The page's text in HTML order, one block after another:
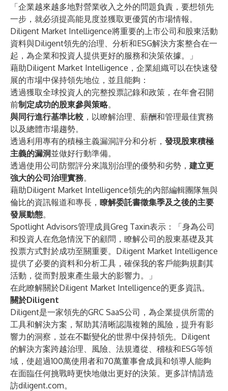
「企業越來越多地對營業收入之外的問題負責，要想領先
一步，就必須提高能見度並獲取更優質的市場情報。
Diligent Market Intelligence將重要的上市公司和股東活動
資料與Diligent領先的治理、分析和ESG解決方案整合在一
起，為企業和投資人提供更好的服務和決策依據。」
藉助Diligent Market Intelligence，企業組織可以在快速發
展的市場中保持領先地位，並且能夠：
透過獲取全球投資人的完整投票記錄和政策，在年會召開
前制定成功的股東參與策略。
與同行進行基準比較 ，以瞭解治理、薪酬和管理最佳實務
以及總體市場趨勢。
透過利用專有的積極主義漏洞評分和分析， 發現股東積極
主義的漏洞並做好行動準備。
透過使用公司防禦評分來識別治理的優勢和劣勢， 建立更
強大的公司治理實務。
藉助Diligent Market Intelligence領先的內部編輯團隊無與
倫比的資訊報道和專長， 瞭解委託書徵集季及之後的主要
發展動態。
Spotlight Advisors管理成員Greg Taxin表示：「身為公司
和投資人在危急情況下的顧問，瞭解公司的股東基礎及其
投票方式對於成功至關重要。Diligent Market Intelligence
提供了必要的資料和分析工具，確保我的客戶能夠規劃其
活動，從而對股東產生最大的影響力。」
在此瞭解關於Diligent Market Intelligence的更多資訊。
關於Diligent
Diligent是一家領先的GRC SaaS公司，為企業提供所需的
工具和解決方案，幫助其清晰認識複雜的風險，提升有影
響力的洞察，並在不斷變化的世界中保持領先。Diligent
的解決方案跨越治理、風險、法規遵從、稽核和ESG等領
域，使超過100萬使用者和70萬董事會成員和領導人能夠
在面臨任何挑戰時更快地做出更好的決策。更多詳情請造
訪diligent.com。